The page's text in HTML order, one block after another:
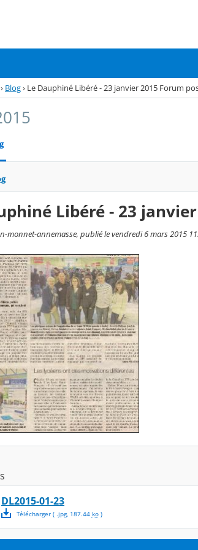
› Blog› Le Dauphiné Libéré - 23 janvier 2015 Forum
Libéré - 23
monnet-annemasse, publié le vendredi 6 mars 2015
DL2015-01-23
Télécharger( .jpg, 187.44 ko)